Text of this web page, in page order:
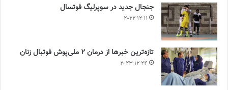
جنجال جدید در سوپرلیگ فوتسال
2022-12-11
تازه‌ترین خبرها از درمان ۲ ملی‌پوش فوتبال زنان
2023-12-24